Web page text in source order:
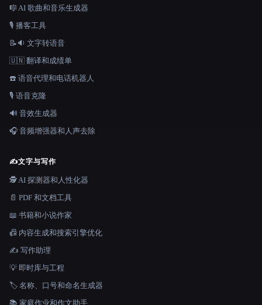
🎼 AI 歌曲和音乐生成器
🎙️ 播客工具
📝🔉 文字转语音
🇺🇳 翻译和成绩单
☎️ 语音代理和电话机器人
🎙️ 语音克隆
🔊 音效生成器
🎧 音频增强器和人声去除
✍️文字与写作
🕵️ AI 探测器和人性化器
📄 PDF 和文档工具
📖 书籍和小说作家
📠 内容生成和搜索引擎优化
✍️ 写作助理
💡 即时库与工程
🏷️ 名称、口号和命名生成器
📚 家庭作业和作文助手